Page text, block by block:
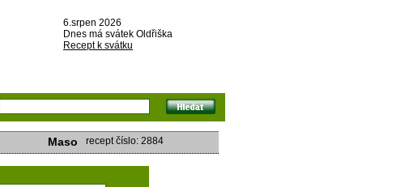
6.srpen 2026
Dnes má svátek Oldřiška
Recept k svátku
Maso recept číslo: 2884